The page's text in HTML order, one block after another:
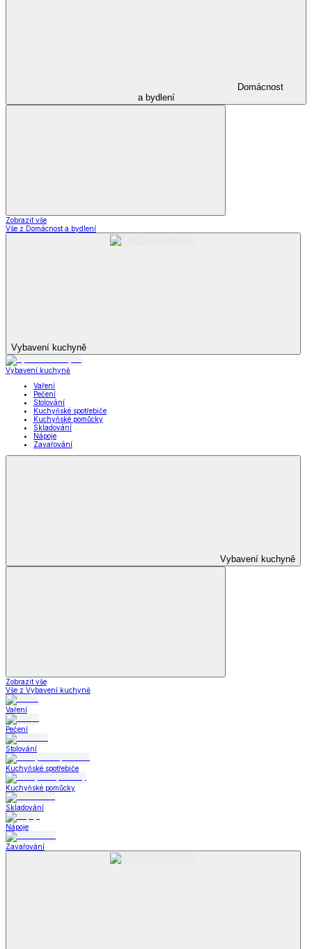
Domácnost
a bydlení
Zobrazit vše
Vše z Domácnost a bydlení
Vybavení kuchyně
Vybavení kuchyně
Vaření
Pečení
Stolování
Kuchyňské spotřebiče
Kuchyňské pomůcky
Skladování
Nápoje
Zavařování
Vybavení kuchyně
Zobrazit vše
Vše z Vybavení kuchyně
Vaření
Pečení
Stolování
Kuchyňské spotřebiče
Kuchyňské pomůcky
Skladování
Nápoje
Zavařování